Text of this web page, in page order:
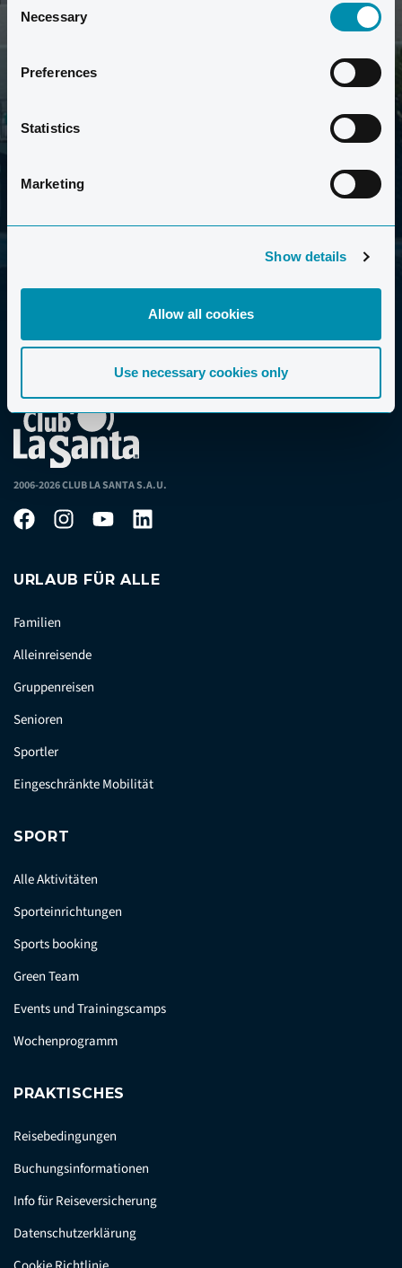
Selection
Necessary
Preferences
Statistics
Marketing
Show details
Allow all cookies
Use necessary cookies only
Den Datenschutz-Hinweis habe ich gelesen und
2006-2026 CLUB LA SANTA S.A.U.
URLAUB FÜR ALLE
Familien
Alleinreisende
Gruppenreisen
Senioren
Sportler
Eingeschränkte Mobilität
SPORT
Alle Aktivitäten
Sporteinrichtungen
Sports booking
Green Team
Events und Trainingscamps
Wochenprogramm
PRAKTISCHES
Reisebedingungen
Buchungsinformationen
Info für Reiseversicherung
Datenschutzerklärung